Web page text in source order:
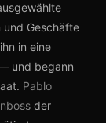
und Geschäfte
in eine
und begann
Pablo
der